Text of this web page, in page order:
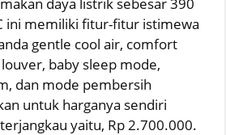
ini memiliki fitur-fitur istimewa
gentle cool air, comfort
baby sleep mode,
dan mode pembersih
untuk harganya sendiri
yaitu, Rp 2.700.000.